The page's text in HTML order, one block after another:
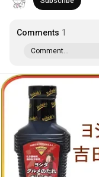
Comments 1
Comment...